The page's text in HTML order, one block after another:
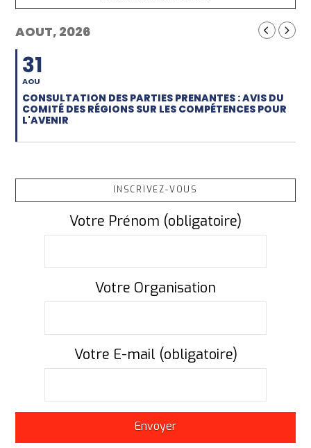
AOUT, 2026
31
AOU
CONSULTATION DES PARTIES PRENANTES : AVIS DU
COMITÉ DES RÉGIONS SUR LES COMPÉTENCES POUR
L'AVENIR
INSCRIVEZ-VOUS
Votre Prénom (obligatoire)
Votre Organisation
Votre E-mail (obligatoire)